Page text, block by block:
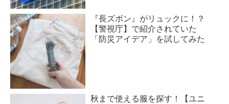
『長ズボン』がリュックに！？
【警視庁】で紹介されていた
「防災アイデア」を試してみた
秋まで使える服を探す！【ユニ